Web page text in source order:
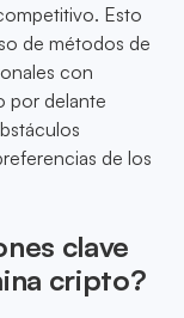
Esto
de métodos de
con
por delante
de los
clave
cripto?